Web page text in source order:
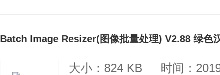
Batch Image Resizer(图像批量处理) V2.88 绿色
大小：824 KB
时间：